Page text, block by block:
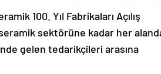
100. Yıl Fabrikaları Açılış
sektörüne kadar her
gelen tedarikçileri arasına